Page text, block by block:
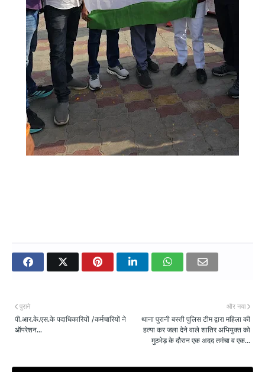
और नया
थाना पुरानी बस्ती पुलिस टीम द्वारा महिला की
हत्या कर जला देने वाले शातिर अभियुक्त को
मुठभेड़ के दौरान एक अदद तमंचा व एक...
पुराने
पी.आर.के.एस.के पदाधिकारियों /कर्मचारियों ने
ऑपरेशन...